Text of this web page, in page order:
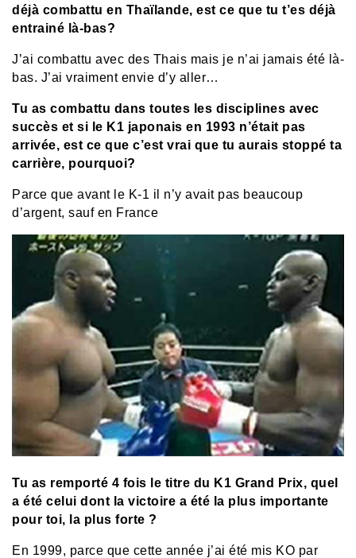
déjà combattu en Thaïlande, est ce que tu t’es déjà
entrainé là-bas?
J’ai combattu avec des Thais mais je n’ai jamais été là-
bas. J’ai vraiment envie d’y aller…
Tu as combattu dans toutes les disciplines avec
succès et si le K1 japonais en 1993 n’était pas
arrivée, est ce que c’est vrai que tu aurais stoppé ta
carrière, pourquoi?
Parce que avant le K-1 il n’y avait pas beaucoup
d’argent, sauf en France
Tu as remporté 4 fois le titre du K1 Grand Prix, quel
a été celui dont la victoire a été la plus importante
pour toi, la plus forte ?
En 1999, parce que cette année j’ai été mis KO par